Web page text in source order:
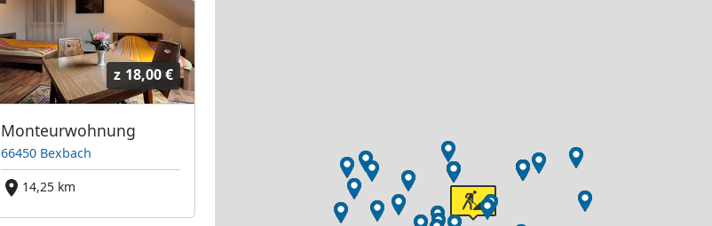
z 18,00 €
Monteurwohnung
66450 Bexbach
14,25 km